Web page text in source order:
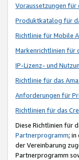
Voraussetzungen für
Produktkatalog für
Richtlinie für Mobile
Markenrichtlinien für
IP-Lizenz- und
Richtlinie für das
Anforderungen für
Richtlinien für das
Diese Richtlinien für
Partnerprogramm; in
der Vereinbarung
Partnerprogramm